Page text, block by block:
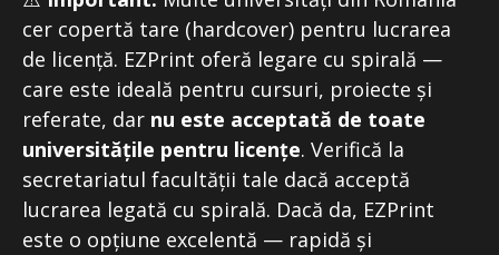
cer copertă tare (hardcover) pentru lucrarea
de licență. EZPrint oferă legare cu spirală —
care este ideală pentru cursuri, proiecte și
referate, dar nu este acceptată de toate
universitățile pentru licențe. Verifică la
secretariatul facultății tale dacă acceptă
lucrarea legată cu spirală. Dacă da, EZPrint
este o opțiune excelentă — rapidă și